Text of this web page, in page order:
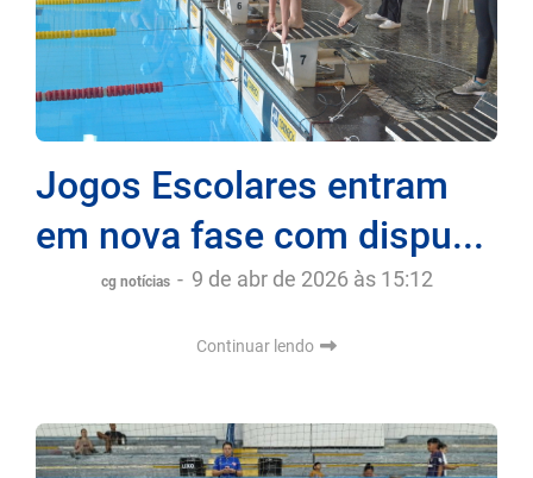
Jogos Escolares entram
em nova fase com dispu...
cg notícias - 9 de abr de 2026 às 15:12
Continuar lendo